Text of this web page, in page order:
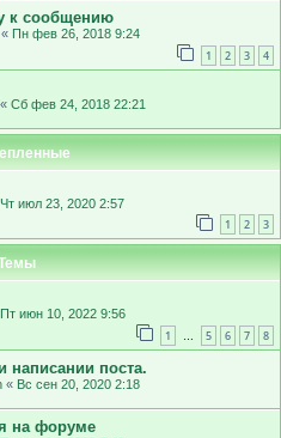
к сообщению
« Пн фев 26, 2018 9:24
1 2 3 4
« Сб фев 24, 2018 22:21
Чт июл 23, 2020 2:57
1 2 3
Пт июн 10, 2022 9:56
1 … 5 6 7 8
поста.
« Вс сен 20, 2020 2:18
на форуме